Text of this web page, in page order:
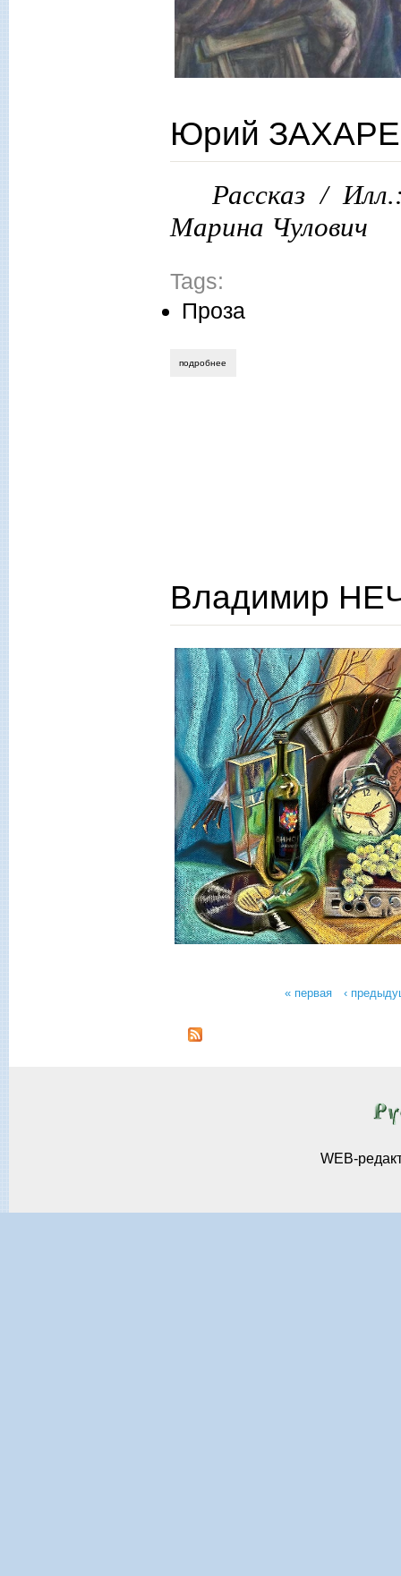
Юрий
Рассказ /
Марина Чулович
Tags:
Проза
подробнее
Владимир
« первая ‹
WEB-